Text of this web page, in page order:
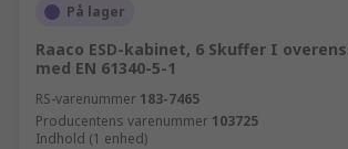
På lager
Raaco ESD-kabinet, 6 Skuffer I
med EN 61340-5-1
RS-varenummer 183-7465
Producentens varenummer 103725
Indhold (1 enhed)